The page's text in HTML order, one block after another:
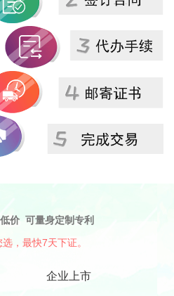
价 可量身定制专利
，最快7天下证。
企业上市